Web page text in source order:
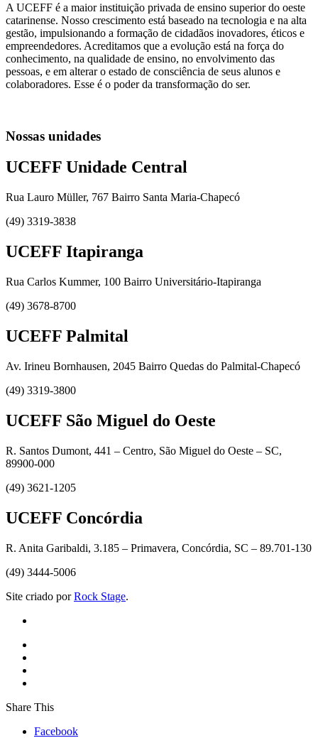
A UCEFF é a maior instituição privada de ensino superior do oeste
catarinense. Nosso crescimento está baseado na tecnologia e na alta
gestão, impulsionando a formação de cidadãos inovadores, éticos e
empreendedores. Acreditamos que a evolução está na força do
conhecimento, na qualidade de ensino, no envolvimento das
pessoas, e em alterar o estado de consciência de seus alunos e
colaboradores. Esse é o poder da transformação do ser.
Nossas unidades
UCEFF Unidade Central
Rua Lauro Müller, 767 Bairro Santa Maria-Chapecó
(49) 3319-3838
UCEFF Itapiranga
Rua Carlos Kummer, 100 Bairro Universitário-Itapiranga
(49) 3678-8700
UCEFF Palmital
Av. Irineu Bornhausen, 2045 Bairro Quedas do Palmital-Chapecó
(49) 3319-3800
UCEFF São Miguel do Oeste
R. Santos Dumont, 441 – Centro, São Miguel do Oeste – SC,
89900-000
(49) 3621-1205
UCEFF Concórdia
R. Anita Garibaldi, 3.185 – Primavera, Concórdia, SC – 89.701-130
(49) 3444-5006
Site criado porRock Stage.
Share This
Facebook